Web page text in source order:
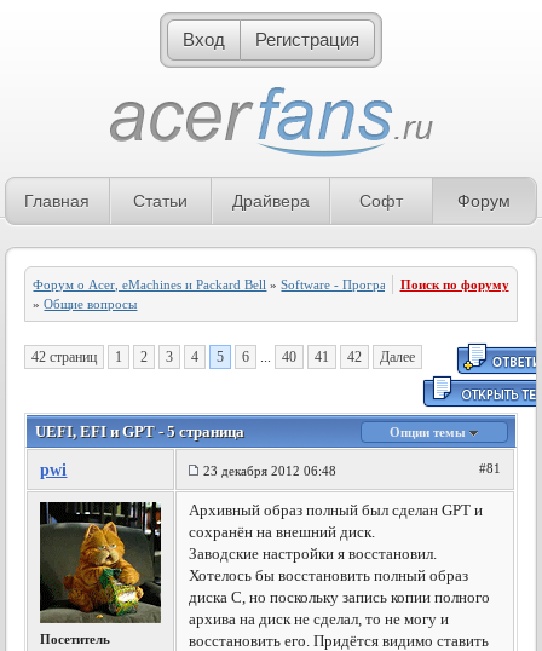
Вход Регистрация
Главная Статьи Драйвера Софт Форум
Форум о Acer, eMachines и Packard Bell »Software - Программное обеспечение
»Общие вопросы
Поиск по форуму
42 страниц 1 2 3 4 5 6 ... 40 41 42 Далее
UEFI, EFI и GPT - 5 страница Опции темы
pwi 23 декабря 2012 06:48 #81
Посетитель
Архивный образ полный был сделан GPT и
сохранён на внешний диск.
Заводские настройки я восстановил.
Хотелось бы восстановить полный образ
диска С, но поскольку запись копии полного
архива на диск не сделал, то не могу и
восстановить его. Придётся видимо ставить